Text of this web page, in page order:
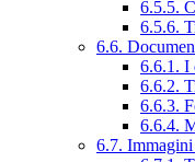
6.5.5.
6.5.6.
6.6.
6.6.1. I
6.6.2.
6.6.3.
6.6.4.
6.7.